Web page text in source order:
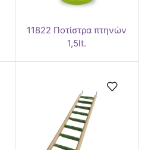
11822 Ποτίστρα πτηνών
1,5lt.